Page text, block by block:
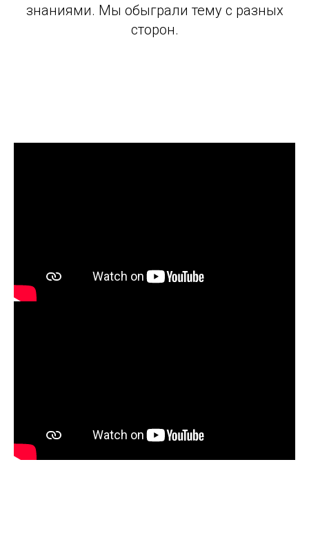
знаниями. Мы обыграли тему с разных
сторон.